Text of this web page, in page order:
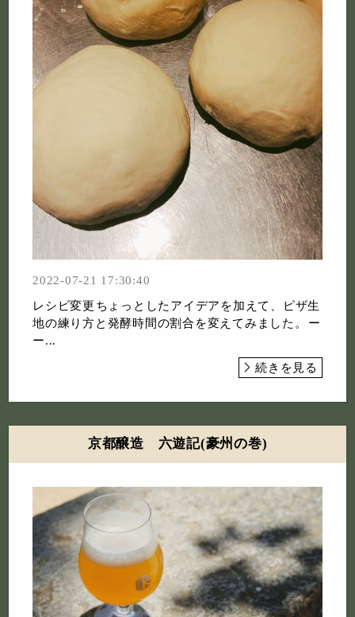
2022-07-21 17:30:40
レシピ変更⁡ちょっとしたアイデアを加えて、ピザ生
地の練り方と発酵時間の割合を変えてみました。⁡⁡ー
ー...
続きを見る
京都醸造 六遊記(豪州の巻)